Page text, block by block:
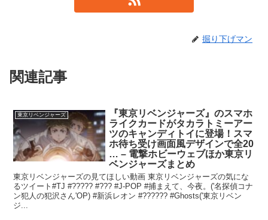
掘り下げマン
関連記事
東京リベンジャーズ
『東京リベンジャーズ』のスマホ
ライクカードがタカラトミーアー
ツのキャンディトイに登場！スマ
ホ待ち受け画面風デザインで全20
… – 電撃ホビーウェブほか東京リ
ベンジャーズまとめ
東京リベンジャーズの見てほしい動画 東京リベンジャーズの気にな
るツイート#TJ #????? #??? #J-POP #捕まえて、今夜。('名探偵コナ
ン犯人の犯沢さん'OP) #新浜レオン #?????? #Ghosts('東京リベン
ジ...